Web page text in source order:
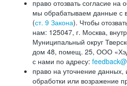
право отозвать согласие на
мы обрабатываем данные с
(ст. 9 Закона). Чтобы
нам: 125047, г. Москва,
Муниципальный округ
дом 48, помещ. 25, ООО
с нами по адресу:
право на уточнение данных,
обработки или возражение